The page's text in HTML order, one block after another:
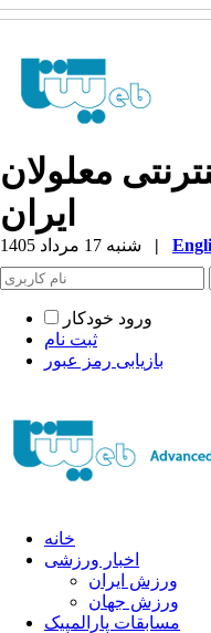
معلولان
ایران
|
ورود خودکار
ثبت نام
بازیابی رمز عبور
خانه
اخبار ورزشی
ورزش ایران
ورزش جهان
مسابقات پارالمپیک